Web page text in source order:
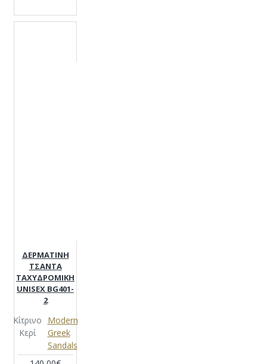
ΔΕΡΜΑΤΙΝΗ
ΤΣΑΝΤΑ
ΤΑΧΥΔΡΟΜΙΚΗ
UNISEX BG401-
2
Κίτρινο
Κερί
Modern
Greek
Sandals